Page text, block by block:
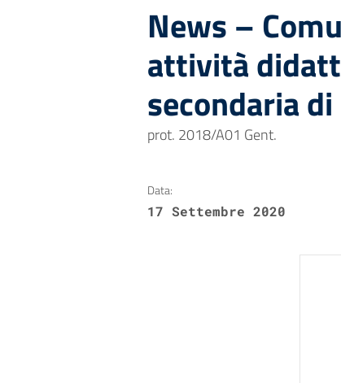
News –
attività
secondaria
prot. 2018/A01 Gent.
Data:
17 Settembre 2020